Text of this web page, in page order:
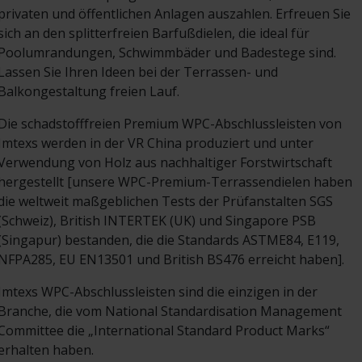
und öffentlichen Anlagen auszahlen. Erfreuen Sie
an den splitterfreien Barfußdielen, die ideal für
Schwimmbäder und Badestege sind.
Sie Ihren Ideen bei der Terrassen- und
freien Lauf.
schadstofffreien Premium WPC-Abschlussleisten von
werden in der VR China produziert und unter
von Holz aus nachhaltiger Forstwirtschaft
[unsere WPC-Premium-Terrassendielen haben
weltweit maßgeblichen Tests der Prüfanstalten SGS
British INTERTEK (UK) und Singapore PSB
bestanden, die die Standards ASTME84, E119,
EU EN13501 und British BS476 erreicht haben].
WPC-Abschlussleisten sind die einzigen in der
die vom National Standardisation Management
die „International Standard Product Marks“
haben.